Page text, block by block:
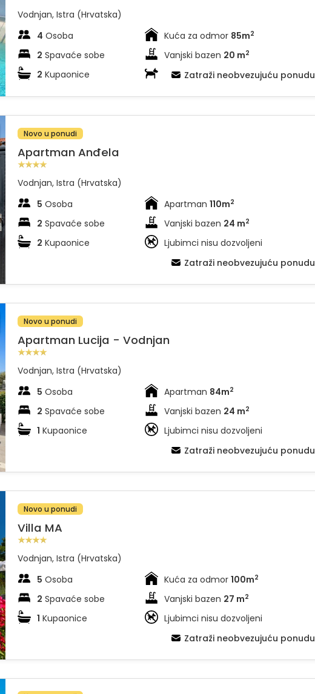
Vodnjan, Istra (Hrvatska)
4 Osoba
2 Spavaće sobe
2 Kupaonice
Vanjski bazen 20 m2
Kuća za odmor 85m2
Ljubimci dozvoljeni
Zatraži neobvezujuću ponudu
Novo u ponudi
Apartman Anđela
Vodnjan, Istra (Hrvatska)
5 Osoba
2 Spavaće sobe
2 Kupaonice
Vanjski bazen 24 m2
Apartman 110m2
Ljubimci nisu dozvoljeni
Zatraži neobvezujuću ponudu
Novo u ponudi
Apartman Lucija - Vodnjan
Vodnjan, Istra (Hrvatska)
5 Osoba
2 Spavaće sobe
1 Kupaonice
Vanjski bazen 24 m2
Apartman 84m2
Ljubimci nisu dozvoljeni
Zatraži neobvezujuću ponudu
Novo u ponudi
Villa MA
Vodnjan, Istra (Hrvatska)
5 Osoba
2 Spavaće sobe
1 Kupaonice
Vanjski bazen 27 m2
Kuća za odmor 100m2
Ljubimci nisu dozvoljeni
Zatraži neobvezujuću ponudu